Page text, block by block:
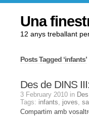
Una
12 anys treballant
Posts Tagged ‘infants’
Des de DINS
3 February 2010 in
Tags: infants, joves,
Compartim amb